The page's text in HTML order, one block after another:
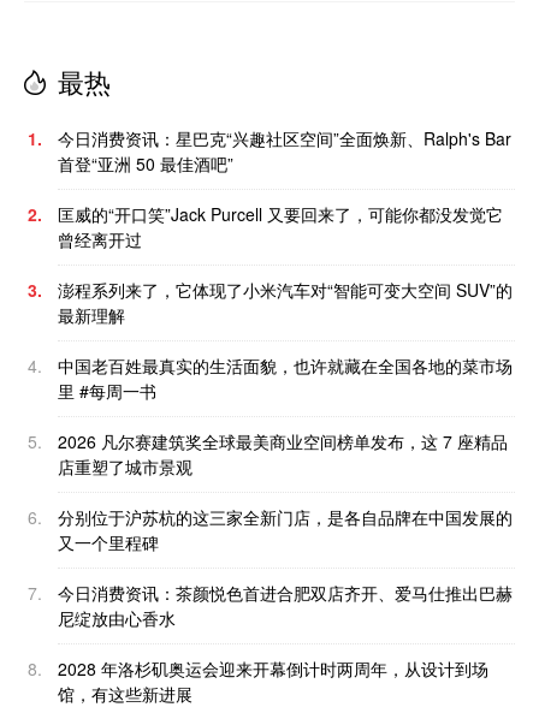
最热
1.
今日消费资讯：星巴克“兴趣社区空间”全面焕新、Ralph's Bar
首登“亚洲 50 最佳酒吧”
2.
匡威的“开口笑”Jack Purcell 又要回来了，可能你都没发觉它
曾经离开过
3.
澎程系列来了，它体现了小米汽车对“智能可变大空间 SUV”的
最新理解
4.
中国老百姓最真实的生活面貌，也许就藏在全国各地的菜市场
里 #每周一书
5.
2026 凡尔赛建筑奖全球最美商业空间榜单发布，这 7 座精品
店重塑了城市景观
6.
分别位于沪苏杭的这三家全新门店，是各自品牌在中国发展的
又一个里程碑
7.
今日消费资讯：茶颜悦色首进合肥双店齐开、爱马仕推出巴赫
尼绽放由心香水
8.
2028 年洛杉矶奥运会迎来开幕倒计时两周年，从设计到场
馆，有这些新进展